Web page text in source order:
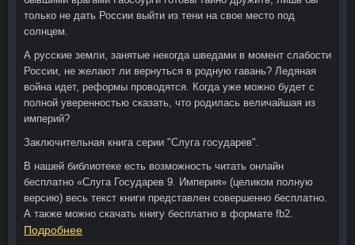
только не дать России выйти из тени на свое место под
солнцем.
А русские земли, занятые некогда шведами в момент слабости
России, не желают ли вернуться в родную гавань? Ледяная
война идет, реформы проводятся. Когда уже можно будет с
полной уверенностью сказать, что родилась величайшая из
империй?
Заключительная книга серии "Слуга государев".
В нашей библиотеке есть возможность читать онлайн
бесплатно «Слуга Государев 9. Империя» (целиком полную
версию) весь текст книги представлен совершенно бесплатно.
А также можно скачать книгу бесплатно в формате fb2.
Подробнее